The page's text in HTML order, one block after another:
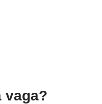
vaga?